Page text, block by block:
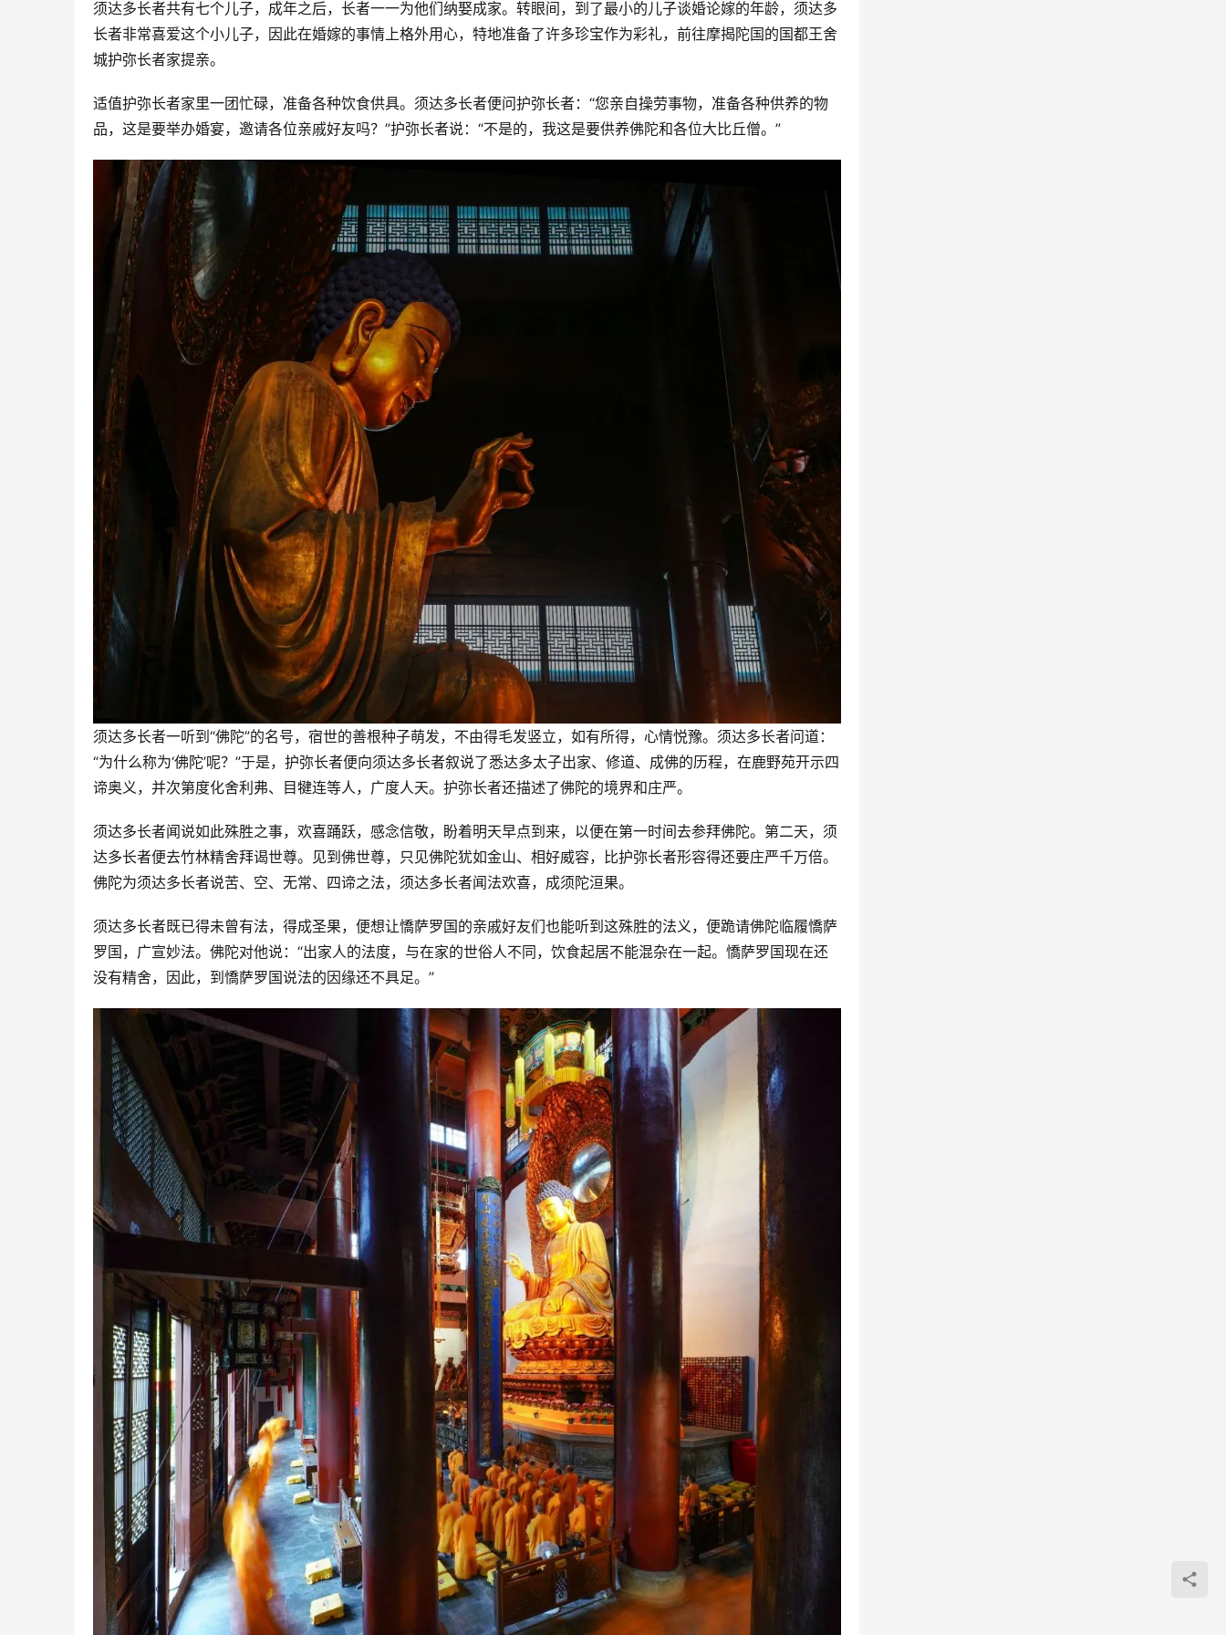
须达多长者共有七个儿子，成年之后，长者一一为他们纳娶成家。转眼间，到了最小的儿子谈婚论嫁的年龄，须达多
长者非常喜爱这个小儿子，因此在婚嫁的事情上格外用心，特地准备了许多珍宝作为彩礼，前往摩揭陀国的国都王舍
城护弥长者家提亲。
适值护弥长者家里一团忙碌，准备各种饮食供具。须达多长者便问护弥长者：“您亲自操劳事物，准备各种供养的物
品，这是要举办婚宴，邀请各位亲戚好友吗？”护弥长者说：“不是的，我这是要供养佛陀和各位大比丘僧。”
须达多长者一听到“佛陀”的名号，宿世的善根种子萌发，不由得毛发竖立，如有所得，心情悦豫。须达多长者问道：
“为什么称为‘佛陀’呢？”于是，护弥长者便向须达多长者叙说了悉达多太子出家、修道、成佛的历程，在鹿野苑开示四
谛奥义，并次第度化舍利弗、目犍连等人，广度人天。护弥长者还描述了佛陀的境界和庄严。
须达多长者闻说如此殊胜之事，欢喜踊跃，感念信敬，盼着明天早点到来，以便在第一时间去参拜佛陀。第二天，须
达多长者便去竹林精舍拜谒世尊。见到佛世尊，只见佛陀犹如金山、相好威容，比护弥长者形容得还要庄严千万倍。
佛陀为须达多长者说苦、空、无常、四谛之法，须达多长者闻法欢喜，成须陀洹果。
须达多长者既已得未曾有法，得成圣果，便想让憍萨罗国的亲戚好友们也能听到这殊胜的法义，便跪请佛陀临履憍萨
罗国，广宣妙法。佛陀对他说：“出家人的法度，与在家的世俗人不同，饮食起居不能混杂在一起。憍萨罗国现在还
没有精舍，因此，到憍萨罗国说法的因缘还不具足。”